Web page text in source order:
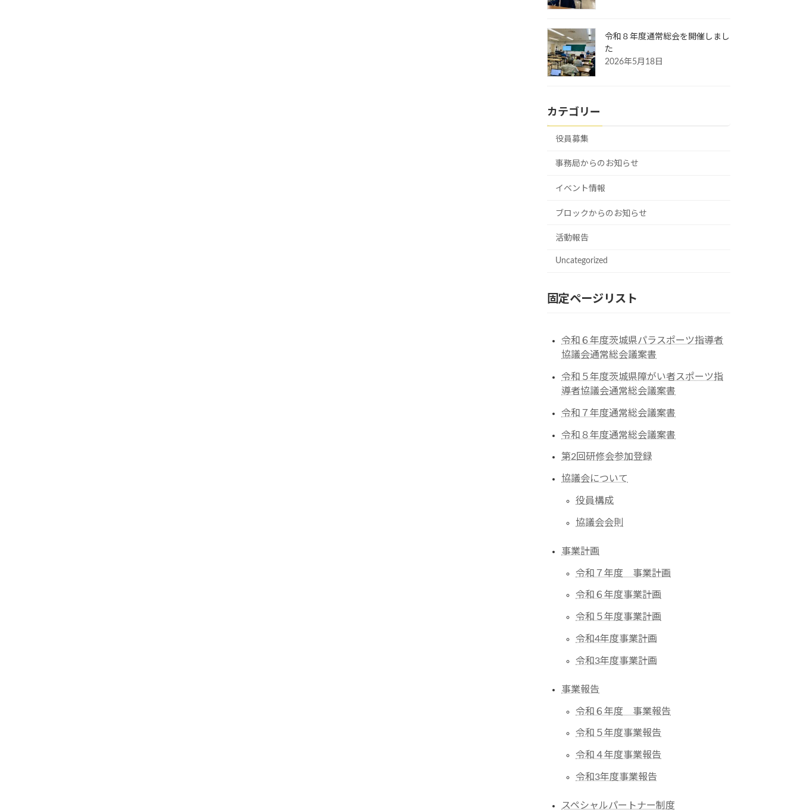
令和８年度通常総会を開催しまし
た
2026年5月18日
カテゴリー
役員募集
事務局からのお知らせ
イベント情報
ブロックからのお知らせ
活動報告
Uncategorized
固定ページリスト
令和６年度茨城県パラスポーツ指導者
協議会通常総会議案書
令和５年度茨城県障がい者スポーツ指
導者協議会通常総会議案書
令和７年度通常総会議案書
令和８年度通常総会議案書
第2回研修会参加登録
協議会について
役員構成
協議会会則
事業計画
令和７年度 事業計画
令和６年度事業計画
令和５年度事業計画
令和4年度事業計画
令和3年度事業計画
事業報告
令和６年度 事業報告
令和５年度事業報告
令和４年度事業報告
令和3年度事業報告
スペシャルパートナー制度